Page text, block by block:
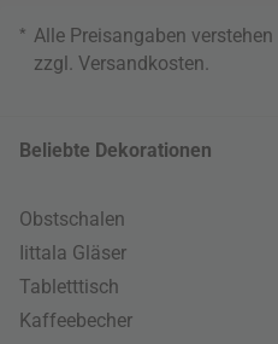
* Alle Preisangaben
zzgl. Versandkosten
Beliebte Dekorationen
Obstschalen
Iittala Gläser
Tabletttisch
Kaffeebecher